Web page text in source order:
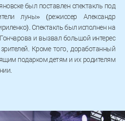
был поставлен спектакль под
луны» (режиссер Александр
Спектакль был исполнен на
и вызвал большой интерес
Кроме того, доработанный
подарком детям и их родителям